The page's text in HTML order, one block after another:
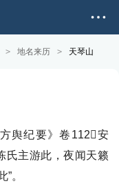
> 地名来历 > 天琴山
舆纪要》卷112安
氏主游此，夜闻天籁
。